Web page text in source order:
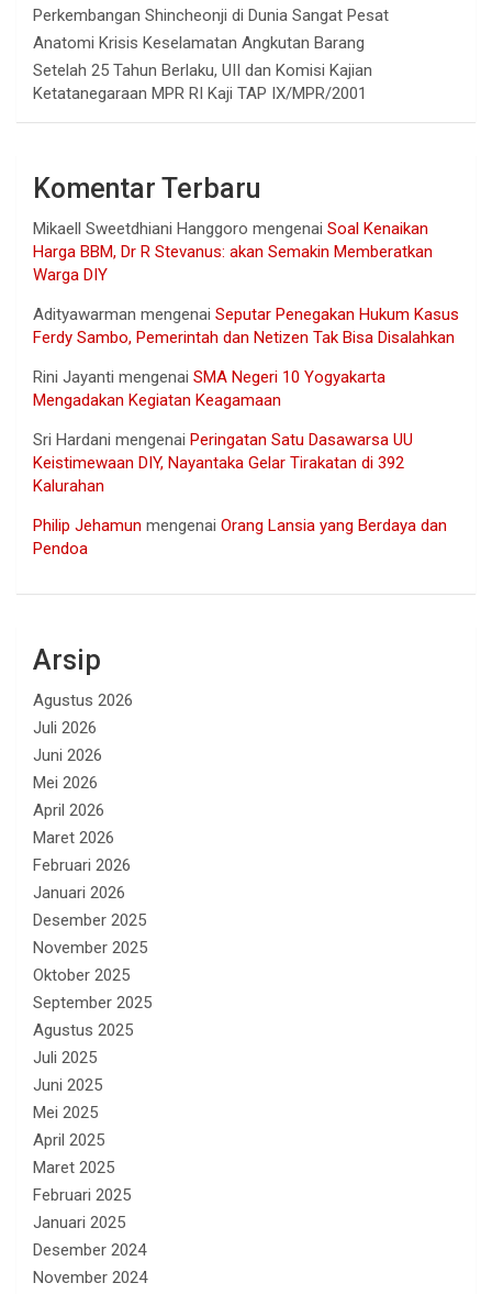
Perkembangan Shincheonji di Dunia Sangat Pesat
Anatomi Krisis Keselamatan Angkutan Barang
Setelah 25 Tahun Berlaku, UII dan Komisi Kajian
Ketatanegaraan MPR RI Kaji TAP IX/MPR/2001
Komentar Terbaru
Mikaell Sweetdhiani Hanggoro mengenai Soal Kenaikan
Harga BBM, Dr R Stevanus: akan Semakin Memberatkan
Warga DIY
Adityawarman mengenai Seputar Penegakan Hukum Kasus
Ferdy Sambo, Pemerintah dan Netizen Tak Bisa Disalahkan
Rini Jayanti mengenai SMA Negeri 10 Yogyakarta
Mengadakan Kegiatan Keagamaan
Sri Hardani mengenai Peringatan Satu Dasawarsa UU
Keistimewaan DIY, Nayantaka Gelar Tirakatan di 392
Kalurahan
Philip Jehamun mengenai Orang Lansia yang Berdaya dan
Pendoa
Arsip
Agustus 2026
Juli 2026
Juni 2026
Mei 2026
April 2026
Maret 2026
Februari 2026
Januari 2026
Desember 2025
November 2025
Oktober 2025
September 2025
Agustus 2025
Juli 2025
Juni 2025
Mei 2025
April 2025
Maret 2025
Februari 2025
Januari 2025
Desember 2024
November 2024